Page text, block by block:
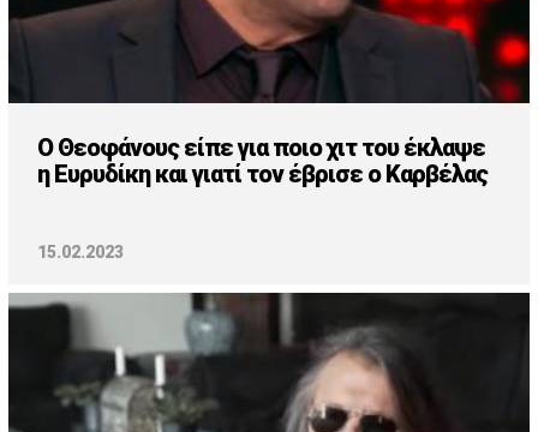
Ο Θεοφάνους είπε για ποιο χιτ του έκλαψε
η Ευρυδίκη και γιατί τον έβρισε ο Καρβέλας
15.02.2023